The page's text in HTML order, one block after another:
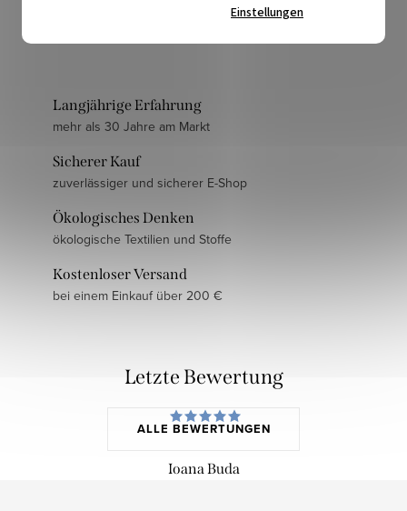
Einstellungen
Langjährige Erfahrung
mehr als 30 Jahre am Markt
Sicherer Kauf
zuverlässiger und sicherer E-Shop
Ökologisches Denken
ökologische Textilien und Stoffe
Kostenloser Versand
bei einem Einkauf über 200 €
Letzte Bewertung
ALLE BEWERTUNGEN
Ioana Buda